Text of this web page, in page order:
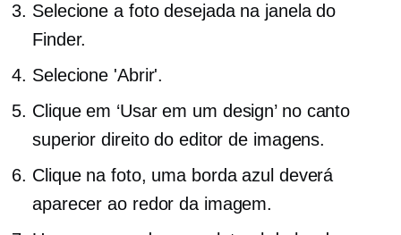
Selecione a foto desejada na janela do
Finder.
Selecione 'Abrir'.
Clique em ‘Usar em um design’ no canto
superior direito do editor de imagens.
Clique na foto, uma borda azul deverá
aparecer ao redor da imagem.